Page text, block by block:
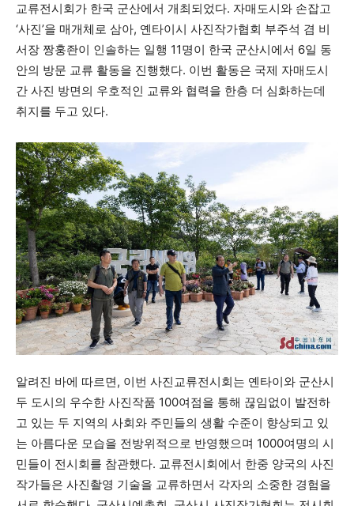
교류전시회가 한국 군산에서 개최되었다. 자매도시와 손잡고
‘사진’을 매개체로 삼아, 옌타이시 사진작가협회 부주석 겸 비
서장 짱훙좐이 인솔하는 일행 11명이 한국 군산시에서 6일 동
안의 방문 교류 활동을 진행했다. 이번 활동은 국제 자매도시
간 사진 방면의 우호적인 교류와 협력을 한층 더 심화하는데
취지를 두고 있다.
알려진 바에 따르면, 이번 사진교류전시회는 옌타이와 군산시
두 도시의 우수한 사진작품 100여점을 통해 끊임없이 발전하
고 있는 두 지역의 사회와 주민들의 생활 수준이 향상되고 있
는 아름다운 모습을 전방위적으로 반영했으며 1000여명의 시
민들이 전시회를 참관했다. 교류전시회에서 한중 양국의 사진
작가들은 사진촬영 기술을 교류하면서 각자의 소중한 경험을